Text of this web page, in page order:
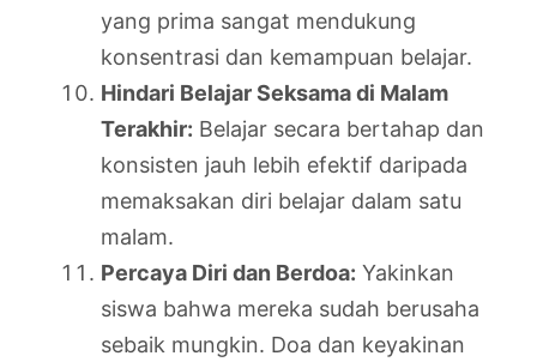
yang prima sangat mendukung
konsentrasi dan kemampuan belajar.
Hindari Belajar Seksama di Malam
Terakhir: Belajar secara bertahap dan
konsisten jauh lebih efektif daripada
memaksakan diri belajar dalam satu
malam.
Percaya Diri dan Berdoa: Yakinkan
siswa bahwa mereka sudah berusaha
sebaik mungkin. Doa dan keyakinan